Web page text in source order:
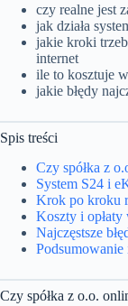
czy realne jest
jak działa
jakie kroki
internet
ile to kosztuje
jakie błędy
Spis treści
Czy spółka z
System S24 i
Krok po kroku
Koszty i opłaty
Najczęstsze
Czy spółka z o.o.